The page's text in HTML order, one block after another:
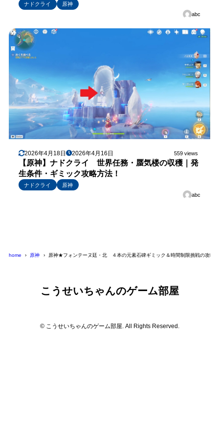
ナドクライ
原神
abc
2026年4月18日 2026年4月16日 559 views
【原神】ナドクライ 世界任務・蜃気楼の収穫｜発
生条件・ギミック攻略方法！
ナドクライ
原神
abc
home 原神 原神★フォンテーヌ廷・北 ４本の元素石碑ギミック＆時間制限挑戦の攻略
こうせいちゃんのゲーム部屋
© こうせいちゃんのゲーム部屋. All Rights Reserved.